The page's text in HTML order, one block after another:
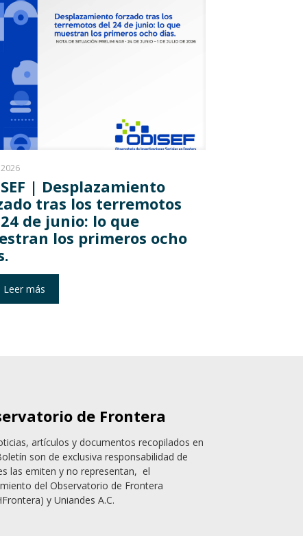
| Desplazamiento
tras los terremotos
de junio: lo que
los primeros ocho
Leer más
de Frontera
artículos y documentos recopilados en
son de exclusiva responsabilidad de
las emiten y no representan, el
del Observatorio de Frontera
y Uniandes A.C.